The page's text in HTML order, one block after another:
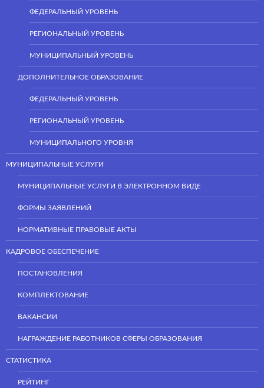
ФЕДЕРАЛЬНЫЙ УРОВЕНЬ
РЕГИОНАЛЬНЫЙ УРОВЕНЬ
МУНИЦИПАЛЬНЫЙ УРОВЕНЬ
ДОПОЛНИТЕЛЬНОЕ ОБРАЗОВАНИЕ
ФЕДЕРАЛЬНЫЙ УРОВЕНЬ
РЕГИОНАЛЬНЫЙ УРОВЕНЬ
МУНИЦИПАЛЬНОГО УРОВНЯ
МУНИЦИПАЛЬНЫЕ УСЛУГИ
МУНИЦИПАЛЬНЫЕ УСЛУГИ В ЭЛЕКТРОННОМ ВИДЕ
ФОРМЫ ЗАЯВЛЕНИЙ
НОРМАТИВНЫЕ ПРАВОВЫЕ АКТЫ
КАДРОВОЕ ОБЕСПЕЧЕНИЕ
ПОСТАНОВЛЕНИЯ
КОМПЛЕКТОВАНИЕ
ВАКАНСИИ
НАГРАЖДЕНИЕ РАБОТНИКОВ СФЕРЫ ОБРАЗОВАНИЯ
СТАТИСТИКА
РЕЙТИНГ